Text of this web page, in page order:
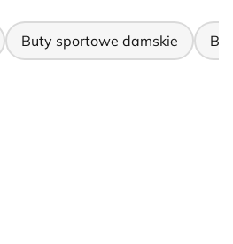
Buty sportowe damskie